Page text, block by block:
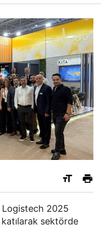
Logistech 2025
katılarak sektörde